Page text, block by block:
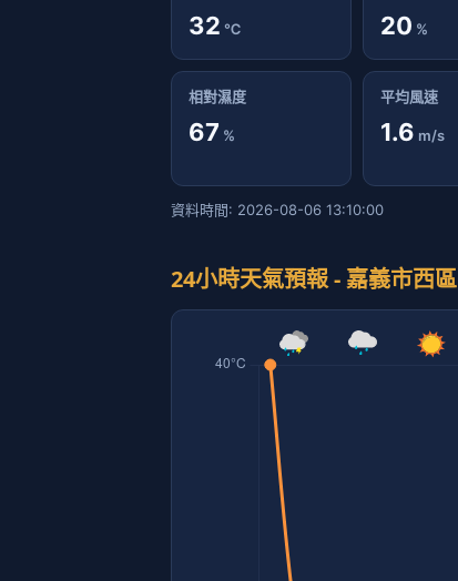
32 ℃ 20 %
相對濕度
67 %
平均風速
1.6 m/s
資料時間: 2026-08-06 13:10:00
24小時天氣預報 - 嘉義市西區